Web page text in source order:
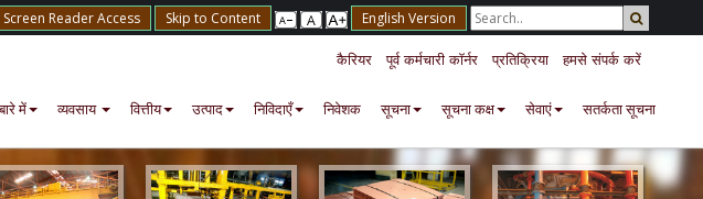
Screen Reader Access Skip to Content English Version
हमसे संपर्क करें
प्रतिक्रिया
पूर्व कर्मचारी कॉर्नर
कैरियर
में व्यवसाय वित्तीय उत्पाद निविदाएँ निवेशक सूचना सूचना कक्ष सेवाएं सतर्कता सूचना